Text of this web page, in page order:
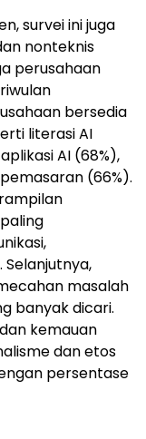
survei ini juga
nonteknis
perusahaan
bersedia
literasi AI
AI (68%),
(66%).
masalah
banyak dicari.
kemauan
dan etos
persentase